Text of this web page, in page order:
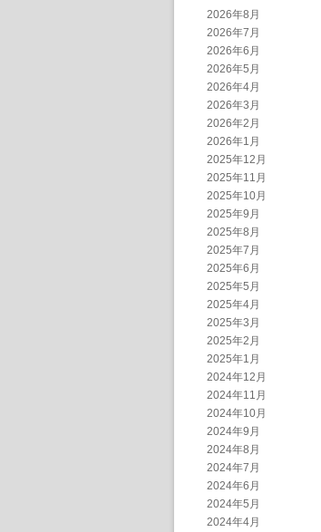
2026年8月
2026年7月
2026年6月
2026年5月
2026年4月
2026年3月
2026年2月
2026年1月
2025年12月
2025年11月
2025年10月
2025年9月
2025年8月
2025年7月
2025年6月
2025年5月
2025年4月
2025年3月
2025年2月
2025年1月
2024年12月
2024年11月
2024年10月
2024年9月
2024年8月
2024年7月
2024年6月
2024年5月
2024年4月